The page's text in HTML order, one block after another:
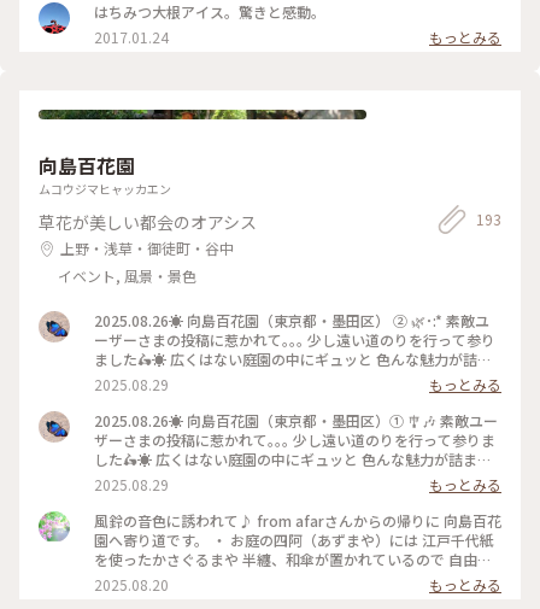
はちみつ大根アイス。驚きと感動。
2017.01.24
もっとみる
向島百花園
ムコウジマヒャッカエン
草花が美しい都会のオアシス
上野・浅草・御徒町・谷中
イベント, 風景・景色
193
2025.08.26☀️ 向島百花園（東京都・墨田区） ② 🌿･:* 素敵ユ
ーザーさまの投稿に惹かれて｡｡｡ 少し遠い道のりを行って参り
ました🛵☀️ 広くはない庭園の中にギュッと 色んな魅力が詰ま
っている場所でした✨ #夏散歩 #向島百花園 #ゆるり夏時間 #か
ざぐるま #風鈴 #俳句 #朝顔 #東京スカイツリー 〜〜〜〜〜〜
〔以下、公式HPより〕 江戸の町人文化が花開いた文化・文政
期（1804～1830年）に造られた庭園。庭を造ったのは、それ
まで骨とう商を営んでいた佐原鞠塢。交遊のあった江 戸の文
人墨客の協力を得て、旗本、多賀氏の元屋敷跡である向島の地
に、花の咲く草花鑑賞を中心とした「民営の花園」を造り、開
園しました。 開園当初は、360本のウメが主体で、当時有
名だった亀戸の清香庵字臥竜梅の梅屋敷に対して「新梅屋敷」
と呼ばれたほどです。その後、ミヤギノハギ、筑波のススキな
ど詩経や万葉集などの中国、日本の古典に詠まれている有名な
植物を集め、四季を通じて花が咲くようにしました。「百花
2025.08.29
もっとみる
2025.08.26☀️ 向島百花園（東京都・墨田区）① 🎐🎶 素敵ユー
ザーさまの投稿に惹かれて｡｡｡ 少し遠い道のりを行って参りま
した🛵☀️ 広くはない庭園の中にギュッと 色んな魅力が詰まっ
ている場所でした✨ #夏散歩 #向島百花園 #ゆるり夏時間 #風鈴
#かざぐるま #萩のトンネル #桔梗の蕾 〜〜〜〜〜〜〔以下、
公式HPより〕 江戸の町人文化が花開いた文化・文政期（1804
～1830年）に造られた庭園。庭を造ったのは、それまで骨と
う商を営んでいた佐原鞠塢。交遊のあった江戸の文人墨客の協
力を得て、旗本、多賀氏の元屋敷跡である向島の地に、花の咲
く草花鑑賞を中心とした「民営の花園」を造り、開園しまし
2025.08.29
もっとみる
風鈴の音色に誘われて♪ from afarさんからの帰りに 向島百花
園へ寄り道です。 ・ お庭の四阿（あずまや）には 江戸千代紙
を使ったかさぐるまや 半纏、和傘が置かれているので 自由に
手に取り写真を 撮ることができるそうです。 また園内には夏
の草花が咲き 咲き始めた萩も。 ・ たまたま寄りましたが 夏の
2025.08.20 もっとみる